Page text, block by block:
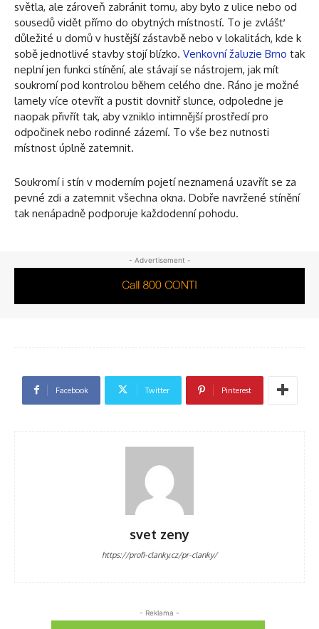
světla, ale zároveň zabránit tomu, aby bylo z ulice nebo od
sousedů vidět přímo do obytných místností. To je zvlášť
důležité u domů v hustější zástavbě nebo v lokalitách, kde k
sobě jednotlivé stavby stojí blízko. Venkovní žaluzie Brno tak
neplní jen funkci stínění, ale stávají se nástrojem, jak mít
soukromí pod kontrolou během celého dne. Ráno je možné
lamely více otevřít a pustit dovnitř slunce, odpoledne je
naopak přivřít tak, aby vzniklo intimnější prostředí pro
odpočinek nebo rodinné zázemí. To vše bez nutnosti
místnost úplně zatemnit.
Soukromí i stín v moderním pojetí neznamená uzavřít se za
pevné zdi a zatemnit všechna okna. Dobře navržené stínění
tak nenápadně podporuje každodenní pohodu.
- Advertisement -
Facebook Twitter Pinterest
svet zeny
https://profi-clanky.cz/pr-clanky/
- Reklama -